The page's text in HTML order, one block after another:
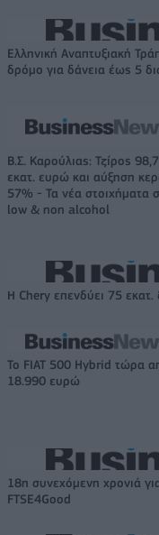
Ελληνική Αναπτυξιακή
δρόμο για δάνεια έως 5
Β.Σ. Καρούλιας: Τζίρος 98,7
εκατ. ευρώ και αύξηση
57% - Τα νέα στοιχήματα
low & non alcohol
Η Chery επενδύει 75
Το FIAT 500 Hybrid τώρα
18.990 ευρώ
18η συνεχόμενη χρονιά
FTSE4Good